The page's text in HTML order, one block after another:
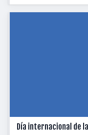
Día internacional de